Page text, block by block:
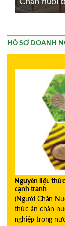
Chăn nuôi
HỒ SƠ DOANH
Nguyên liệu
cạnh tranh
(Người Chăn
thức ăn chăn
nghiệp trong